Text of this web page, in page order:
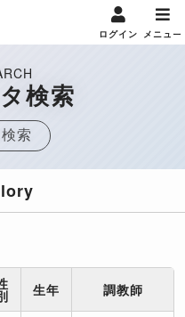
ログイン メニュー
検索
索
生年 調教師